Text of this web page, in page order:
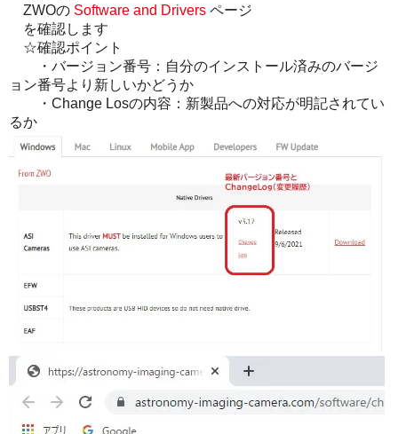
ZWOの Software and Drivers ページ
を確認します
☆確認ポイント
・バージョン番号：自分のインストール済みのバージ
ョン番号より新しいかどうか
・Change Losの内容：新製品への対応が明記されてい
るか